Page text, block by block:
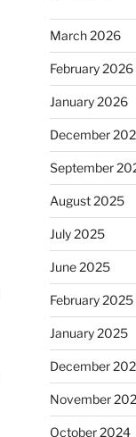
March 2026
February 2026
January 2026
December
September
August 2025
July 2025
June 2025
February 2025
January 2025
December
November
October 2024